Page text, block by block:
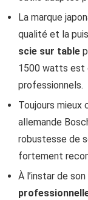
La marque
qualité et la
scie sur table
1500 watts est
professionnels.
Toujours
allemande
robustesse de
fortement
À l’instar de